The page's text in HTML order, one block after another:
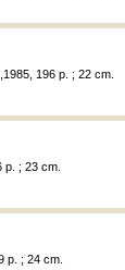
196 p. ; 22 cm.
p. ; 23 cm.
p. ; 24 cm.